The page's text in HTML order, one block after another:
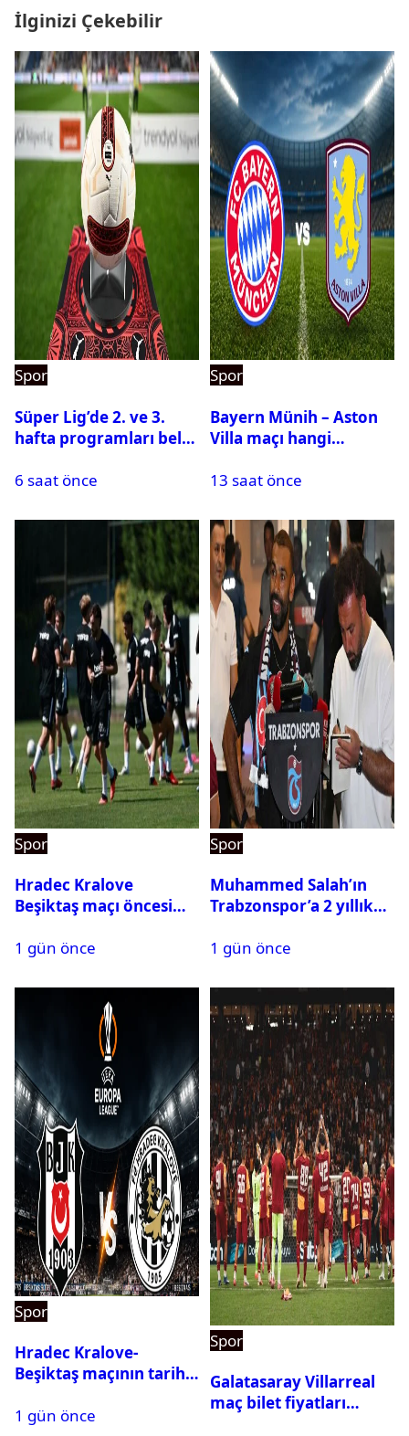
İlginizi Çekebilir
Spor
Süper Lig’de 2. ve 3.
hafta programları belli
6 saat önce
Spor
Bayern Münih – Aston
Villa maçı hangi
saat kaçta oynanacak?
13 saat önce
Spor
Hradec Kralove
Beşiktaş maçı öncesi
Siyah-Beyazlıların 11’i
1 gün önce
Spor
Muhammed Salah’ın
Trabzonspor’a 2 yıllık
1 gün önce
Spor
Hradec Kralove-
Beşiktaş maçının tarihi
1 gün önce
Spor
Galatasaray Villarreal
maç bilet fiyatları